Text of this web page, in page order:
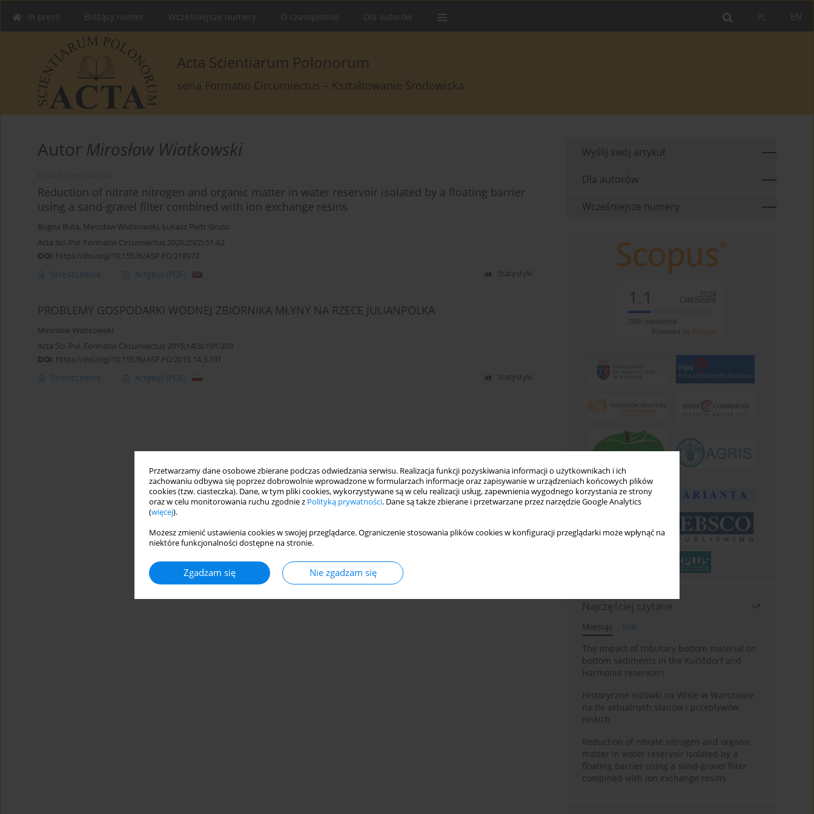
Przetwarzamy dane osobowe zbierane podczas odwiedzania serwisu. Realizacja funkcji pozyskiwania informacji o użytkownikach i ich
zachowaniu odbywa się poprzez dobrowolnie wprowadzone w formularzach informacje oraz zapisywanie w urządzeniach końcowych plików
cookies (tzw. ciasteczka). Dane, w tym pliki cookies, wykorzystywane są w celu realizacji usług, zapewnienia wygodnego korzystania ze strony
oraz w celu monitorowania ruchu zgodnie z Polityką prywatności. Dane są także zbierane i przetwarzane przez narzędzie Google Analytics
(więcej).
Możesz zmienić ustawienia cookies w swojej przeglądarce. Ograniczenie stosowania plików cookies w konfiguracji przeglądarki może wpłynąć na
niektóre funkcjonalności dostępne na stronie.
Zgadzam się Nie zgadzam się
EN
PL
In press Bieżący numer Wcześniejsze numery O czasopiśmie Dla autorów
Acta Scientiarum Polonorum
seria Formatio Circumiectus – Kształtowanie Środowiska
Autor Mirosław Wiatkowski
Reduction of nitrate nitrogen and organic matter in water reservoir isolated by a floating barrier
using a sand-gravel filter combined with ion exchange resins
Bogna Buta, Mirosław Wiatkowski, Łukasz Piotr Gruss
Acta Sci. Pol. Formatio Circumiectus 2026;25(2):51-62
DOI: https://doi.org/10.15576/ASP.FC/218973
Streszczenie Artykuł (PDF) Statystyki
PROBLEMY GOSPODARKI WODNEJ ZBIORNIKA MŁYNY NA RZECE JULIANPOLKA
Mirosław Wiatkowski
Acta Sci. Pol. Formatio Circumiectus 2015;14(3):191-203
DOI: https://doi.org/10.15576/ASP.FC/2015.14.3.191
Streszczenie Artykuł (PDF) Statystyki
Wyślij swój artykuł
Dla autorów
Wcześniejsze numery
Najczęściej czytane
Miesiąc
Rok
The impact of tributary bottom material on
bottom sediments in the Kučišdorf and
Harmónia reservoirs
Historyczne niżówki na Wiśle w Warszawie
na tle aktualnych stanów i przepływów
niskich
Reduction of nitrate nitrogen and organic
matter in water reservoir isolated by a
floating barrier using a sand-gravel filter
combined with ion exchange resins